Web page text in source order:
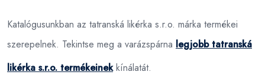
Katalógusunkban az tatranská likérka s.r.o. márka termékei
szerepelnek. Tekintse meg a varázspárna legjobb tatranská
likérka s.r.o. termékeinekkínálatát.